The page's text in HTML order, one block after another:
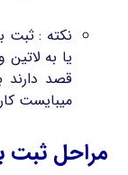
نکته : ثبت
یا به
قصد دارند
میبایست
مراحل ثبت